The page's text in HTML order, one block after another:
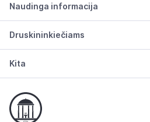
Naudinga informacija
Druskininkiečiams
Kita